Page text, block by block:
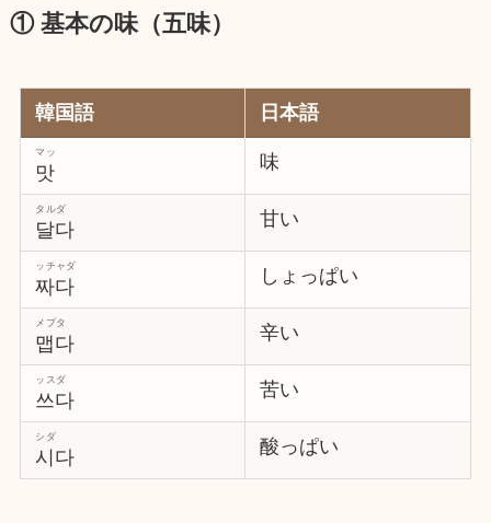
① 基本の味（五味）
韓国語 日本語
맛
マッ 味
달다
タルダ 甘い
짜다
ッチャダ しょっぱい
맵다
メプタ 辛い
쓰다
ッスダ 苦い
시다
シダ 酸っぱい